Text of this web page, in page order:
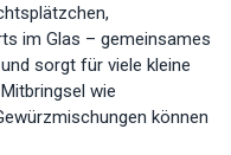
im Glas – gemeinsames
sorgt für viele kleine
wie
können